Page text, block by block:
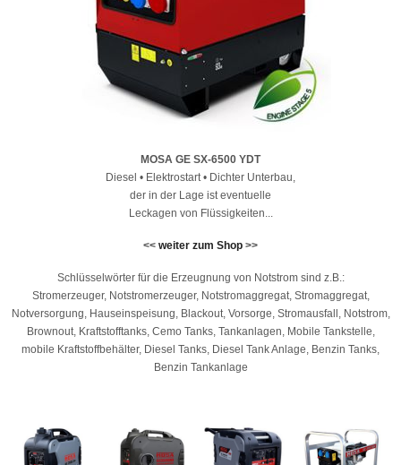
MOSA GE SX-6500 YDT
Diesel • Elektrostart • Dichter Unterbau,
der in der Lage ist eventuelle
Leckagen von Flüssigkeiten...
<< weiter zum Shop >>
Schlüsselwörter für die Erzeugnung von Notstrom sind z.B.:
Stromerzeuger, Notstromerzeuger, Notstromaggregat, Stromaggregat,
Notversorgung, Hauseinspeisung, Blackout, Vorsorge, Stromausfall, Notstrom,
Brownout, Kraftstofftanks, Cemo Tanks, Tankanlagen, Mobile Tankstelle,
mobile Kraftstoffbehälter, Diesel Tanks, Diesel Tank Anlage, Benzin Tanks,
Benzin Tankanlage